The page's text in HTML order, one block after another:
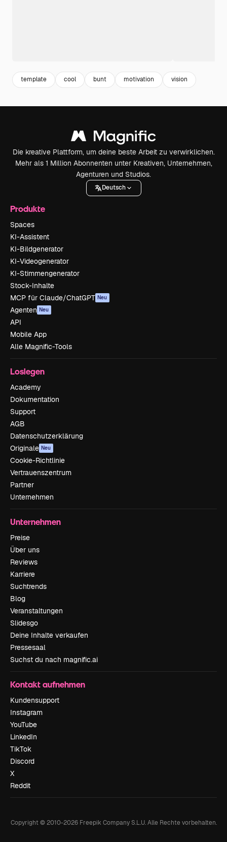
template cool bunt motivation vision
Die kreative Plattform, um deine beste Arbeit zu verwirklichen.
Mehr als 1 Million Abonnenten unter Kreativen, Unternehmen,
Agenturen und Studios.
Deutsch
Produkte
Spaces
KI-Assistent
KI-Bildgenerator
KI-Videogenerator
KI-Stimmengenerator
Stock-Inhalte
MCP für Claude/ChatGPT Neu
Agenten Neu
API
Mobile App
Alle Magnific-Tools
Loslegen
Academy
Dokumentation
Support
AGB
Datenschutzerklärung
Originale Neu
Cookie-Richtlinie
Vertrauenszentrum
Partner
Unternehmen
Unternehmen
Preise
Über uns
Reviews
Karriere
Suchtrends
Blog
Veranstaltungen
Slidesgo
Deine Inhalte verkaufen
Pressesaal
Suchst du nach magnific.ai
Kontakt aufnehmen
Kundensupport
Instagram
YouTube
LinkedIn
TikTok
Discord
X
Reddit
Copyright © 2010-2026Freepik Company S.L.U. Alle Rechte vorbehalten.